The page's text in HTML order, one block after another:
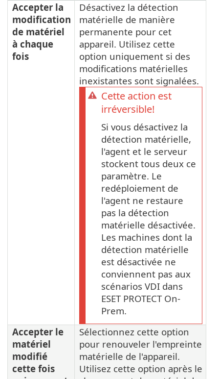
Accepter la
modification
de matériel
à chaque
fois
Désactivez la détection
matérielle de manière
permanente pour cet
appareil. Utilisez cette
option uniquement si des
modifications matérielles
inexistantes sont signalées.
Cette action est
irréversible!
Si vous désactivez la
détection matérielle,
l'agent et le serveur
stockent tous deux ce
paramètre. Le
redéploiement de
l'agent ne restaure
pas la détection
matérielle désactivée.
Les machines dont la
détection matérielle
est désactivée ne
conviennent pas aux
scénarios VDI dans
ESET PROTECT On-
Prem.
Accepter le
matériel
modifié
cette fois
Sélectionnez cette option
pour renouveler l'empreinte
matérielle de l'appareil.
Utilisez cette option après le